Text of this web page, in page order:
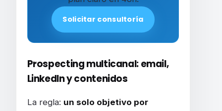
Solicitar consultoría
Prospecting multicanal: email,
LinkedIn y contenidos
La regla: un solo objetivo por